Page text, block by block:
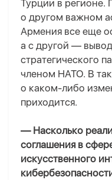
Турции в регионе.
о другом важном
Армения все еще
а с другой —
стратегического
членом НАТО. В
о каком-либо
приходится.
— Насколько
соглашения в
искусственного